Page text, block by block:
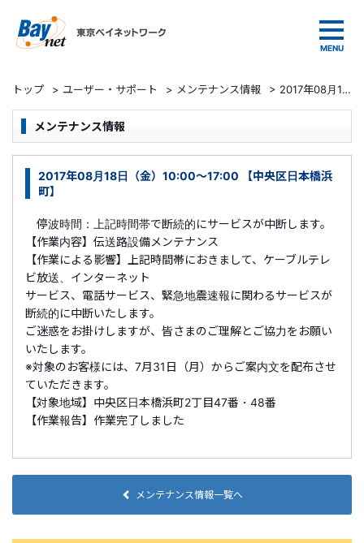
トップ > ユーザー・サポート > メンテナンス情報 > 2017年08月18日（金）10:00～17:00 【中央区日本橋浜町】
メンテナンス情報
2017年08月18日（金）10:00～17:00 【中央区日本橋浜
町】
停波時間：上記時間帯で断続的にサービスが中断します。
【作業内容】伝送路設備メンテナンス
【作業による影響】上記時間帯におきまして、ケーブルテレ
ビ放送、インターネット
サービス、電話サービス、緊急地震速報に関わるサービスが
断続的に中断いたします。
ご迷惑をお掛けしますが、皆さまのご理解とご協力をお願い
いたします。
※対象のお客様には、7月31日（月）からご案内文を配布させ
ていただきます。
【対象地域】中央区日本橋浜町2丁目47番・48番
【作業報告】作業完了しました
メンテナンス情報一覧へ